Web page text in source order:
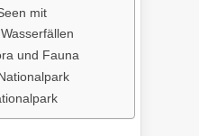
mit
und Fauna